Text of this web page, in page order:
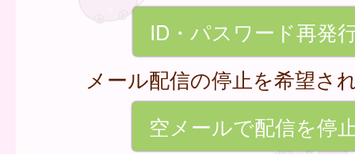
ID・パスワード再発
メール配信の停止を希望さ
空メールで配信を停